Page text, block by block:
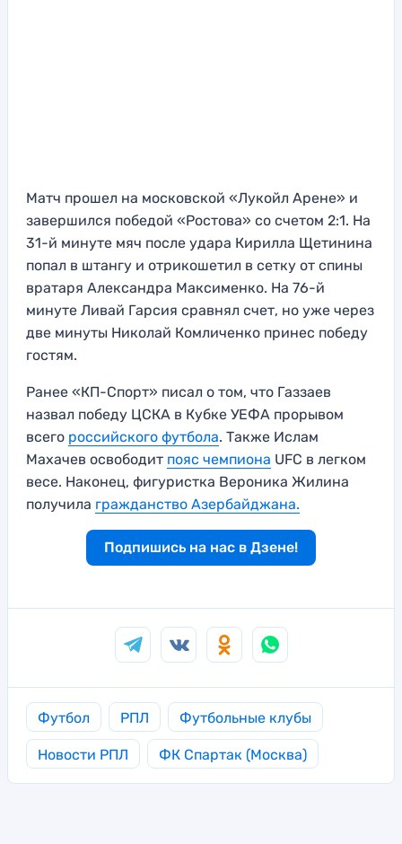
Матч прошел на московской «Лукойл Арене» и
завершился победой «Ростова» со счетом 2:1. На
31-й минуте мяч после удара Кирилла Щетинина
попал в штангу и отрикошетил в сетку от спины
вратаря Александра Максименко. На 76-й
минуте Ливай Гарсия сравнял счет, но уже через
две минуты Николай Комличенко принес победу
гостям.
Ранее «КП-Спорт» писал о том, что Газзаев
назвал победу ЦСКА в Кубке УЕФА прорывом
всего российского футбола. Также Ислам
Махачев освободит пояс чемпиона UFC в легком
весе. Наконец, фигуристка Вероника Жилина
получила гражданство Азербайджана.
Подпишись на нас в Дзене!
Футбол РПЛ Футбольные клубы
Новости РПЛ ФК Спартак (Москва)